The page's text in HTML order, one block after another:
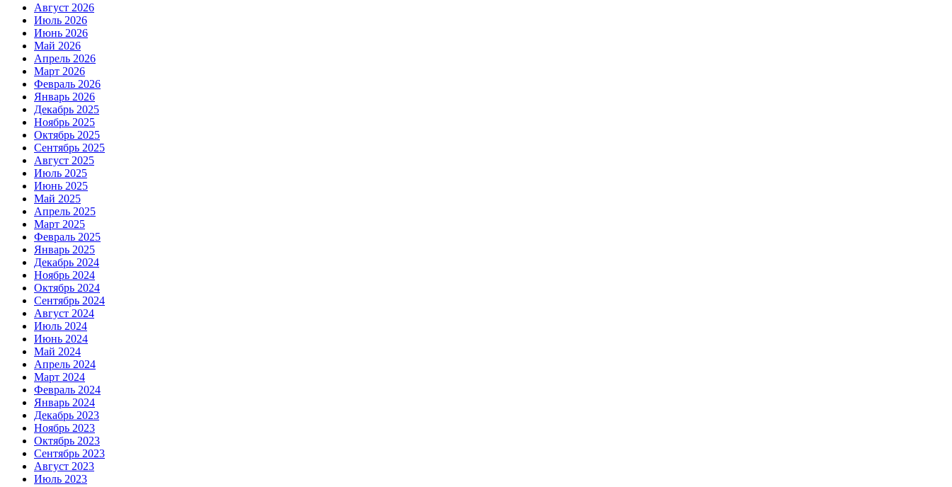
Август 2026
Июль 2026
Июнь 2026
Май 2026
Апрель 2026
Март 2026
Февраль 2026
Январь 2026
Декабрь 2025
Ноябрь 2025
Октябрь 2025
Сентябрь 2025
Август 2025
Июль 2025
Июнь 2025
Май 2025
Апрель 2025
Март 2025
Февраль 2025
Январь 2025
Декабрь 2024
Ноябрь 2024
Октябрь 2024
Сентябрь 2024
Август 2024
Июль 2024
Июнь 2024
Май 2024
Апрель 2024
Март 2024
Февраль 2024
Январь 2024
Декабрь 2023
Ноябрь 2023
Октябрь 2023
Сентябрь 2023
Август 2023
Июль 2023